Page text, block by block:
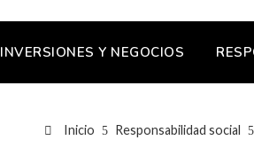
INVERSIONES Y NEGOCIOS
Inicio Responsabilidad social